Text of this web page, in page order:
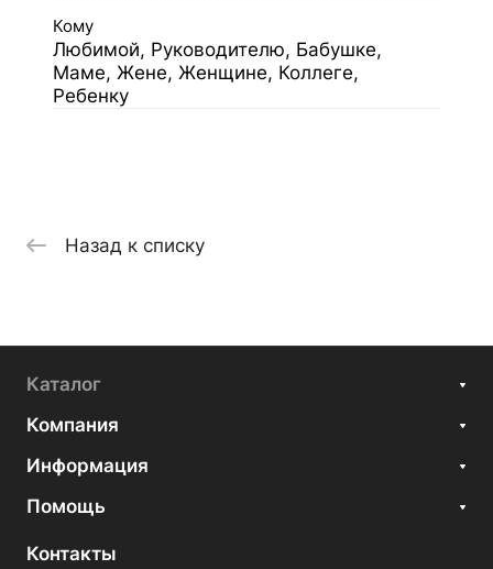
Кому
Любимой, Руководителю, Бабушке,
Маме, Жене, Женщине, Коллеге,
Ребенку
Назад к списку
Каталог
Компания
Информация
Помощь
Контакты